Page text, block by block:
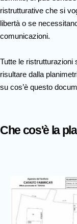
ristrutturative che si
libertà o se
comunicazioni.
Tutte le ristrutturazioni
risultare dalla
su cos’è questo
Che cos'è la